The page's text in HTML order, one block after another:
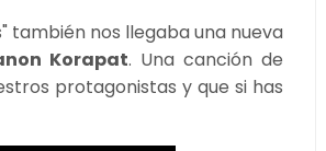
también nos llegaba una nueva
Korapat. Una canción de
protagonistas y que si has